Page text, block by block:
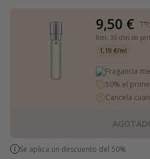
9,50 €
8ml, 30 días de
1,19 €/ml
Fragancia
50% el
Cancela
Se aplica un descuento del 50%